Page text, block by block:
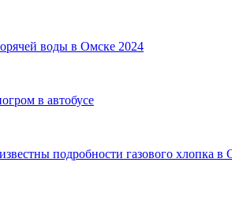
воды в Омске 2024
в автобусе
подробности газового хлопка в